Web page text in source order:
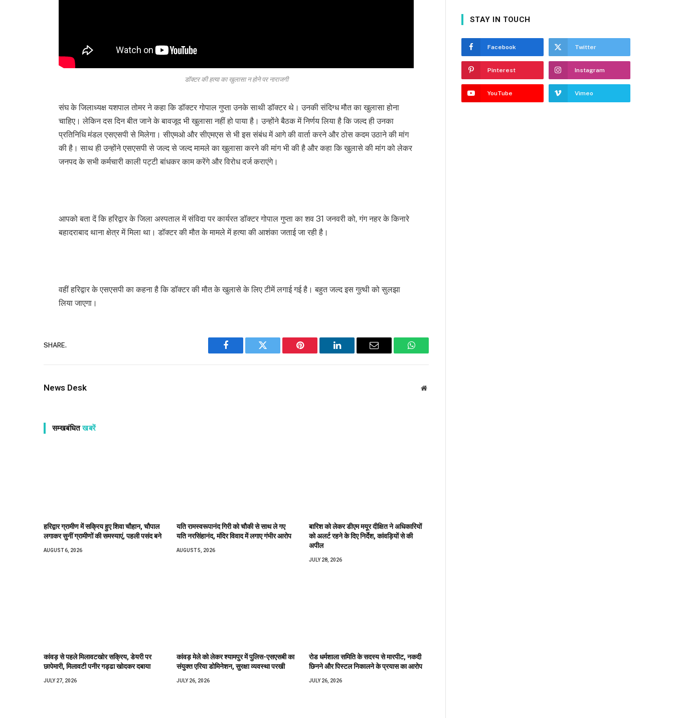
डॉक्टर की हत्या का खुलासा न होने पर नाराजगी
संघ के जिलाध्यक्ष यशपाल तोमर ने कहा कि डॉक्टर गोपाल गुप्ता उनके साथी डॉक्टर थे। उनकी संदिग्ध मौत का खुलासा होना
चाहिए। लेकिन दस दिन बीत जाने के बावजूद भी खुलासा नहीं हो पाया है। उन्होंने बैठक में निर्णय लिया है कि जल्द ही उनका
प्रतिनिधि मंडल एसएसपी से मिलेगा। सीएमओ और सीएमएस से भी इस संबंध में आगे की वार्ता करने और ठोस कदम उठाने की मांग
की है। साथ ही उन्होंने एसएसपी से जल्द से जल्द मामले का खुलासा करने की मांग भी की है और कहा कि खुलासे की मांग को लेकर
जनपद के सभी कर्मचारी काली पट्टी बांधकर काम करेंगे और विरोध दर्ज कराएंगे।
आपको बता दें कि हरिद्वार के जिला अस्पताल में संविदा पर कार्यरत डॉक्टर गोपाल गुप्ता का शव 31 जनवरी को, गंग नहर के किनारे
बहादराबाद थाना क्षेत्र में मिला था। डॉक्टर की मौत के मामले में हत्या की आशंका जताई जा रही है।
वहीं हरिद्वार के एसएसपी का कहना है कि डॉक्टर की मौत के खुलासे के लिए टीमें लगाई गई है। बहुत जल्द इस गुत्थी को सुलझा
लिया जाएगा।
SHARE.
Facebook Twitter Pinterest LinkedIn Email WhatsApp
News Desk Website
सम्खबंधितखबरें
हरिद्वार ग्रामीण में सक्रिय हुए शिवा चौहान, चौपाल
लगाकर सुनीं ग्रामीणों की समस्याएं, पहली पसंद बने
AUGUST 6, 2026
यति रामस्वरूपानंद गिरी को चौकी से साथ ले गए
यति नरसिंहानंद, मंदिर विवाद में लगाए गंभीर आरोप
AUGUST 5, 2026
बारिश को लेकर डीएम मयूर दीक्षित ने अधिकारियों
को अलर्ट रहने के दिए निर्देश, कांवड़ियों से की
अपील
JULY 28, 2026
कांवड़ से पहले मिलावटखोर सक्रिय, डेयरी पर
छापेमारी, मिलावटी पनीर गड्ढा खोदकर दबाया
JULY 27, 2026
कांवड़ मेले को लेकर श्यामपुर में पुलिस-एसएसबी का
संयुक्त एरिया डोमिनेशन, सुरक्षा व्यवस्था परखी
JULY 26, 2026
रोड धर्मशाला समिति के सदस्य से मारपीट, नकदी
छिनने और पिस्टल निकालने के प्रयास का आरोप
JULY 26, 2026
STAY IN TOUCH
Facebook Twitter
Pinterest Instagram
YouTube Vimeo